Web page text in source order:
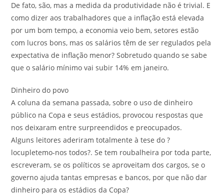
De fato, são, mas a medida da produtividade não é trivial. E
como dizer aos trabalhadores que a inflação está elevada
por um bom tempo, a economia veio bem, setores estão
com lucros bons, mas os salários têm de ser regulados pela
expectativa de inflação menor? Sobretudo quando se sabe
que o salário mínimo vai subir 14% em janeiro.
Dinheiro do povo
A coluna da semana passada, sobre o uso de dinheiro
público na Copa e seus estádios, provocou respostas que
nos deixaram entre surpreendidos e preocupados.
Alguns leitores aderiram totalmente à tese do ?
locupletemo-nos todos?. Se tem roubalheira por toda parte,
escreveram, se os políticos se aproveitam dos cargos, se o
governo ajuda tantas empresas e bancos, por que não dar
dinheiro para os estádios da Copa?